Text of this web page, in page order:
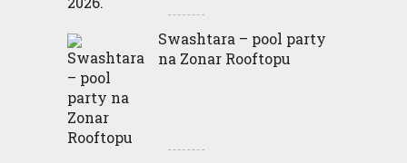
Swashtara – pool party
na Zonar Rooftopu